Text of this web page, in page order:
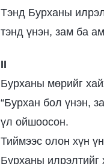
Тэнд Бурханы
тэнд үнэн, зам ба
II
Бурханы мөрийг
“Бурхан бол үнэн,
үл ойшоосон.
Тиймээс олон хүн
Бурханы илрэлтийг